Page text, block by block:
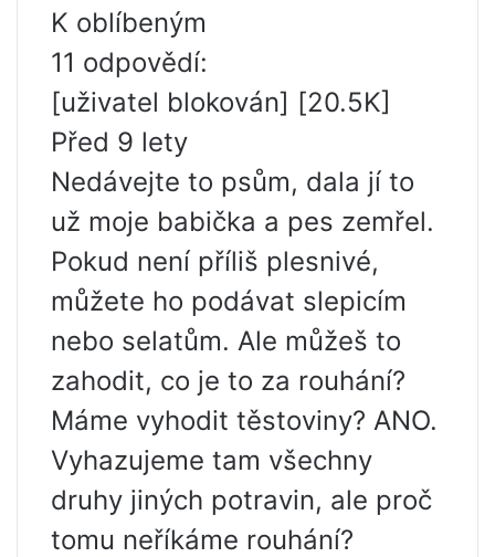
K oblíbeným
11 odpovědí:
[uživatel blokován] [20.5K]
Před 9 lety
Nedávejte to psům, dala jí to
už moje babička a pes zemřel.
Pokud není příliš plesnivé,
můžete ho podávat slepicím
nebo selatům. Ale můžeš to
zahodit, co je to za rouhání?
Máme vyhodit těstoviny? ANO.
Vyhazujeme tam všechny
druhy jiných potravin, ale proč
tomu neříkáme rouhání?